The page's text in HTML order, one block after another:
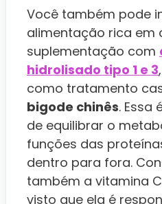
Você também pode
alimentação rica em
suplementação com
hidrolisado tipo 1 e 3
como tratamento
bigode chinês. Essa
de equilibrar o
funções das
dentro para fora.
também a vitamina
visto que ela é